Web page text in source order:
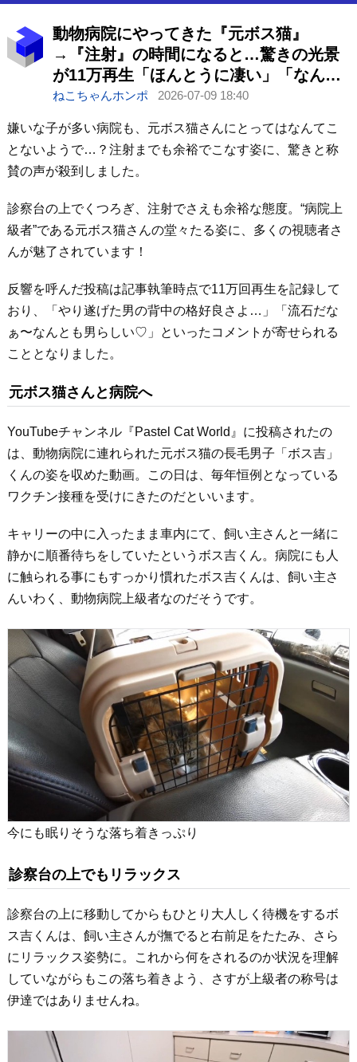
動物病院にやってきた『元ボス猫』
→『注射』の時間になると…驚きの光景
が11万再生「ほんとうに凄い」「なんと
も男らしい」と称賛の声
ねこちゃんホンポ 2026-07-09 18:40
嫌いな子が多い病院も、元ボス猫さんにとってはなんてこ
とないようで…？注射までも余裕でこなす姿に、驚きと称
賛の声が殺到しました。
診察台の上でくつろぎ、注射でさえも余裕な態度。“病院上
級者”である元ボス猫さんの堂々たる姿に、多くの視聴者さ
んが魅了されています！
反響を呼んだ投稿は記事執筆時点で11万回再生を記録して
おり、「やり遂げた男の背中の格好良さよ…」「流石だな
ぁ〜なんとも男らしい♡」といったコメントが寄せられる
こととなりました。
元ボス猫さんと病院へ
YouTubeチャンネル『Pastel Cat World』に投稿されたの
は、動物病院に連れられた元ボス猫の長毛男子「ボス吉」
くんの姿を収めた動画。この日は、毎年恒例となっている
ワクチン接種を受けにきたのだといいます。
キャリーの中に入ったまま車内にて、飼い主さんと一緒に
静かに順番待ちをしていたというボス吉くん。病院にも人
に触られる事にもすっかり慣れたボス吉くんは、飼い主さ
んいわく、動物病院上級者なのだそうです。
今にも眠りそうな落ち着きっぷり
診察台の上でもリラックス
診察台の上に移動してからもひとり大人しく待機をするボ
ス吉くんは、飼い主さんが撫でると右前足をたたみ、さら
にリラックス姿勢に。これから何をされるのか状況を理解
していながらもこの落ち着きよう、さすが上級者の称号は
伊達ではありませんね。